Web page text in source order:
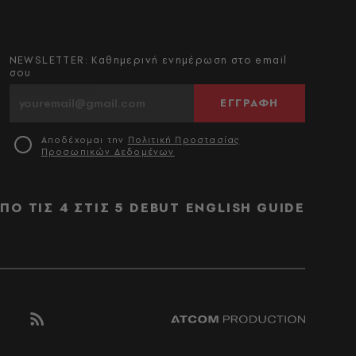
NEWSLETTER: Καθημερινή ενημέρωση στο email
σου
ΕΓΓΡΑΦΗ
Αποδέχομαι την Πολιτική Προστασίας
Προσωπικών Δεδομένων
ΤΙΣ 4 ΣΤΙΣ 5 DEBUT ENGLISH GUIDE